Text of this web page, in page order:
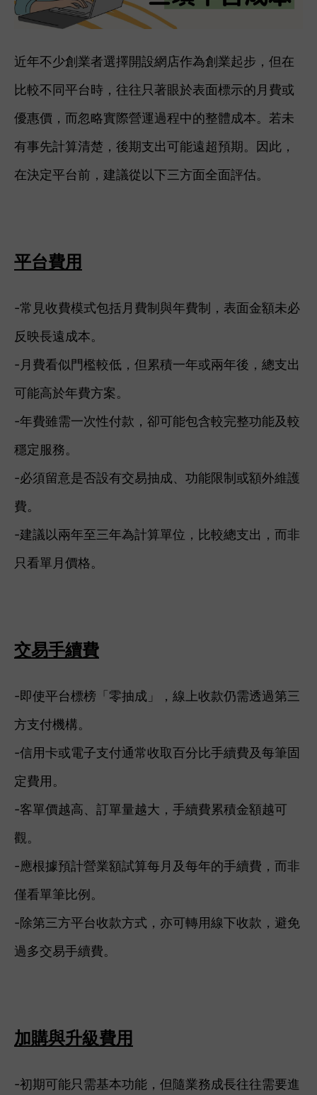
近年不少創業者選擇開設網店作為創業起步，但在
比較不同平台時，往往只著眼於表面標示的月費或
優惠價，而忽略實際營運過程中的整體成本。若未
有事先計算清楚，後期支出可能遠超預期。因此，
在決定平台前，建議從以下三方面全面評估。
平台費用
-常見收費模式包括月費制與年費制，表面金額未必
反映長遠成本。
-月費看似門檻較低，但累積一年或兩年後，總支出
可能高於年費方案。
-年費雖需一次性付款，卻可能包含較完整功能及較
穩定服務。
-必須留意是否設有交易抽成、功能限制或額外維護
費。
-建議以兩年至三年為計算單位，比較總支出，而非
只看單月價格。
交易手續費
-即使平台標榜「零抽成」，線上收款仍需透過第三
方支付機構。
-信用卡或電子支付通常收取百分比手續費及每筆固
定費用。
-客單價越高、訂單量越大，手續費累積金額越可
觀。
-應根據預計營業額試算每月及每年的手續費，而非
僅看單筆比例。
-除第三方平台收款方式，亦可轉用線下收款，避免
過多交易手續費。
加購與升級費用
-初期可能只需基本功能，但隨業務成長往往需要進